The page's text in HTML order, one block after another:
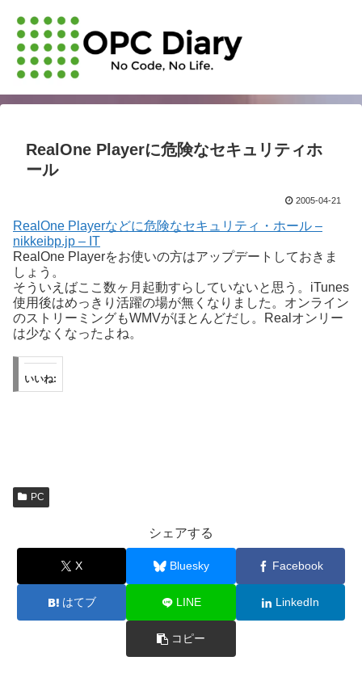
RealOne Playerに危険なセキュリティホ
ール
2005-04-21
RealOne Playerなどに危険なセキュリティ・ホール –
nikkeibp.jp – IT
RealOne Playerをお使いの方はアップデートしておきま
しょう。
そういえばここ数ヶ月起動すらしていないと思う。iTunes
使用後はめっきり活躍の場が無くなりました。オンライン
のストリーミングもWMVがほとんどだし。Realオンリー
は少なくなったよね。
いいね:
PC
シェアする
X Bluesky Facebook
はてブ LINE LinkedIn
コピー